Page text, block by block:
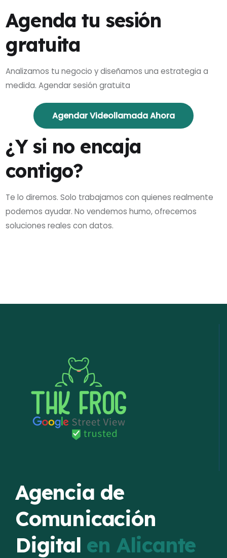
Agenda tu sesión
gratuita
Analizamos tu negocio y diseñamos una estrategia a
medida. Agendar sesión gratuita
Agendar Videollamada Ahora
¿Y si no encaja
contigo?
Te lo diremos. Solo trabajamos con quienes realmente
podemos ayudar. No vendemos humo, ofrecemos
soluciones reales con datos.
Agencia de
Comunicación
Digital en Alicante